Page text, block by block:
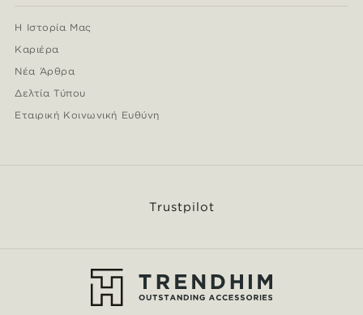
Η Ιστορία Μας
Καριέρα
Νέα Άρθρα
Δελτία Τύπου
Εταιρική Κοινωνική Ευθύνη
Trustpilot